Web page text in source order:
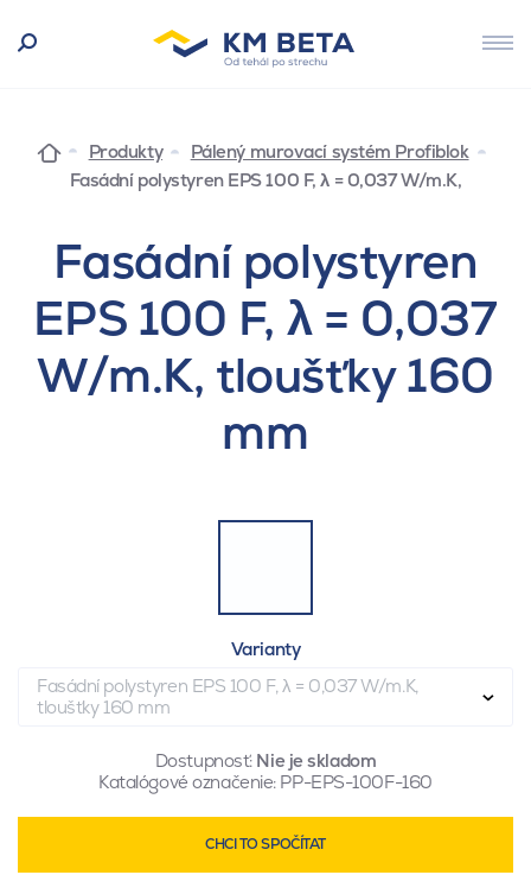
Produkty
Pálený murovací systém Profiblok
Fasádní polystyren EPS 100 F, λ = 0,037 W/m.K,
Fasádní polystyren
EPS 100 F, λ = 0,037
W/m.K, tloušťky 160
mm
Varianty
Fasádní polystyren EPS 100 F, λ = 0,037 W/m.K,
tloušťky 160 mm
Dostupnosť: Nie je skladom
Katalógové označenie: PP-EPS-100F-160
CHCI TO SPOČÍTAT